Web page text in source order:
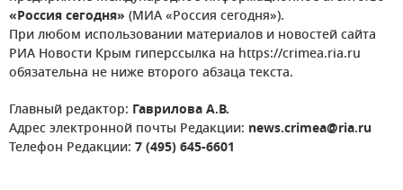
«Россия сегодня» (МИА «Россия сегодня»).
При любом использовании материалов и новостей сайта
РИА Новости Крым гиперссылка на https://crimea.ria.ru
обязательна не ниже второго абзаца текста.
Главный редактор: Гаврилова А.В.
Адрес электронной почты Редакции: news.crimea@ria.ru
Телефон Редакции: 7 (495) 645-6601